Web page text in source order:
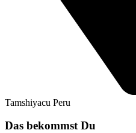
Tamshiyacu Peru
Das bekommst Du